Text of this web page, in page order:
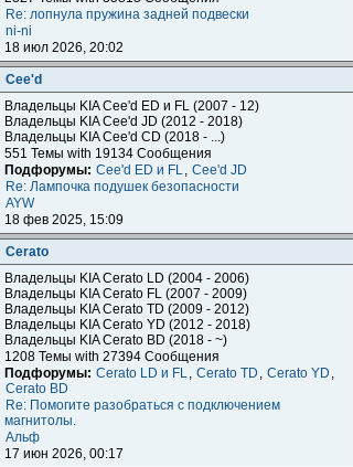
Re: лопнула пружина задней подвески
ni-ni
18 июл 2026, 20:02
Cee'd
Владельцы KIA Cee'd ED и FL (2007 - 12)
Владельцы KIA Cee'd JD (2012 - 2018)
Владельцы KIA Cee'd CD (2018 - ...)
551 Темы with 19134 Сообщения
Подфорумы: Cee'd ED и FL, Cee'd JD
Re: Лампочка подушек безопасности
AYW
18 фев 2025, 15:09
Cerato
Владельцы KIA Cerato LD (2004 - 2006)
Владельцы KIA Cerato FL (2007 - 2009)
Владельцы KIA Cerato TD (2009 - 2012)
Владельцы KIA Cerato YD (2012 - 2018)
Владельцы KIA Cerato BD (2018 - ~)
1208 Темы with 27394 Сообщения
Подфорумы: Cerato LD и FL, Cerato TD , Cerato YD ,
Cerato BD
Re: Помогите разобраться с подключением
магнитолы.
Альф
17 июн 2026, 00:17